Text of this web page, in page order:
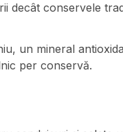
decât conservele
un mineral
per conservă.